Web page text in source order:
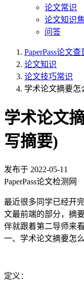
论文常识
论文知识
问答
PaperPass论文查
论文知识
论文技巧常识
学术论文摘要怎
学术论文
写摘要)
发布于 2022-05-11
PaperPass论文检测网
最近很多同学已经开
文最前端的部分，摘
伴就跟着第二导师来
一、学术论文摘要怎
定义：